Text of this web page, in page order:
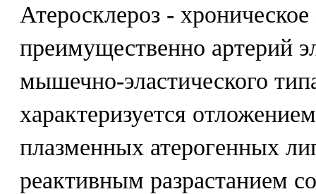
Атеросклероз - хроническое
преимущественно артерий
мышечно-эластического
характеризуется
плазменных атерогенных
реактивным разрастанием